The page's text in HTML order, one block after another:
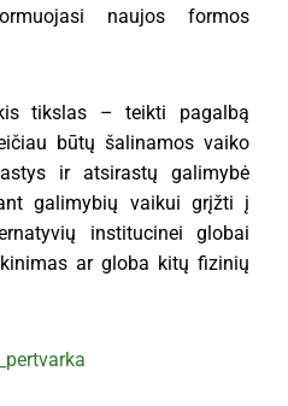
naujos formos
tikslas – teikti pagalbą
būtų šalinamos vaiko
ir atsirastų galimybė
galimybių vaikui grįžti į
institucinei globai
ar globa kitų fizinių